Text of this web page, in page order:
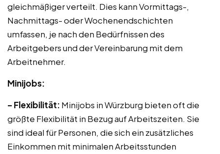
gleichmäßiger verteilt. Dies kann Vormittags-,
Nachmittags- oder Wochenendschichten
umfassen, je nach den Bedürfnissen des
Arbeitgebers und der Vereinbarung mit dem
Arbeitnehmer.
Minijobs:
– Flexibilität: Minijobs in Würzburg bieten oft die
größte Flexibilität in Bezug auf Arbeitszeiten. Sie
sind ideal für Personen, die sich ein zusätzliches
Einkommen mit minimalen Arbeitsstunden